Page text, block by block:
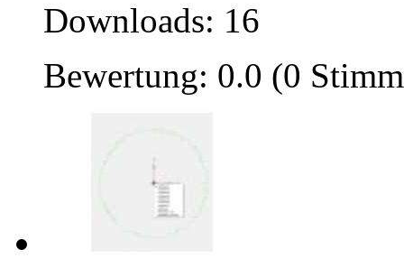
Downloads: 16
Bewertung: 0.0 (0